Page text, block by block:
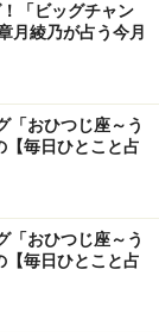
「ビッグチャン
月綾乃が占う今月
「おひつじ座～う
【毎日ひとこと占
「おひつじ座～う
【毎日ひとこと占